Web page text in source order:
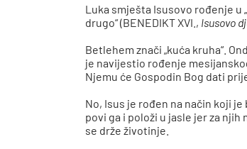
Luka smješta Isusovo rođenje u
drugo“ (BENEDIKT XVI., Isusovo
Betlehem znači „kuća kruha“.
je navijestio rođenje
Njemu će Gospodin Bog dati
No, Isus je rođen na način koji
povi ga i položi u jasle jer za njih
se drže životinje.